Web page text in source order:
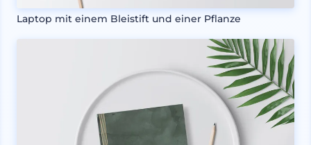
Laptop mit einem Bleistift und einer Pflanze